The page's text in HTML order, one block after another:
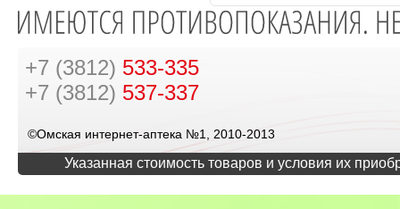
+7 (3812) 533-335
+7 (3812) 537-337
©Омская интернет-аптека №1, 2010-2013
Указанная стоимость товаров и условия их